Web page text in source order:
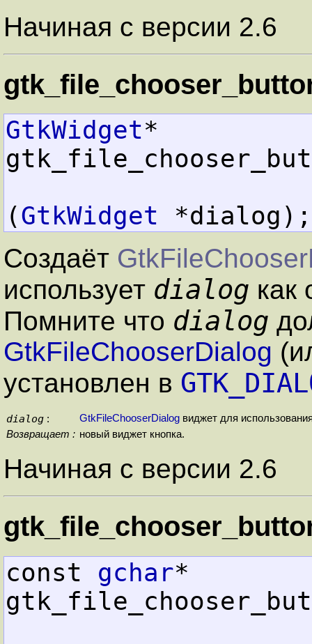
Начиная с версии 2.6
GtkWidget*
(GtkWidget *dialog);
Создаёт
использует dialog как
Помните что dialog
GtkFileChooserDialog
установлен в
dialog : GtkFileChooserDialog виджет для
Возвращает : новый виджет кнопка.
Начиная с версии 2.6
const gchar*